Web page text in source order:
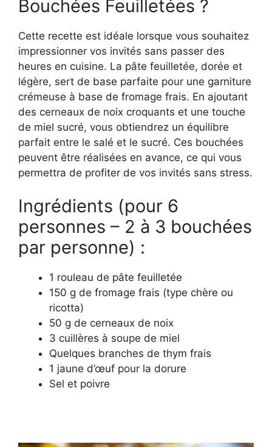
Bouchées Feuilletées ?
Cette recette est idéale lorsque vous souhaitez
impressionner vos invités sans passer des
heures en cuisine. La pâte feuilletée, dorée et
légère, sert de base parfaite pour une garniture
crémeuse à base de fromage frais. En ajoutant
des cerneaux de noix croquants et une touche
de miel sucré, vous obtiendrez un équilibre
parfait entre le salé et le sucré. Ces bouchées
peuvent être réalisées en avance, ce qui vous
permettra de profiter de vos invités sans stress.
Ingrédients (pour 6
personnes – 2 à 3 bouchées
par personne) :
1 rouleau de pâte feuilletée
150 g de fromage frais (type chère ou
ricotta)
50 g de cerneaux de noix
3 cuillères à soupe de miel
Quelques branches de thym frais
1 jaune d’œuf pour la dorure
Sel et poivre